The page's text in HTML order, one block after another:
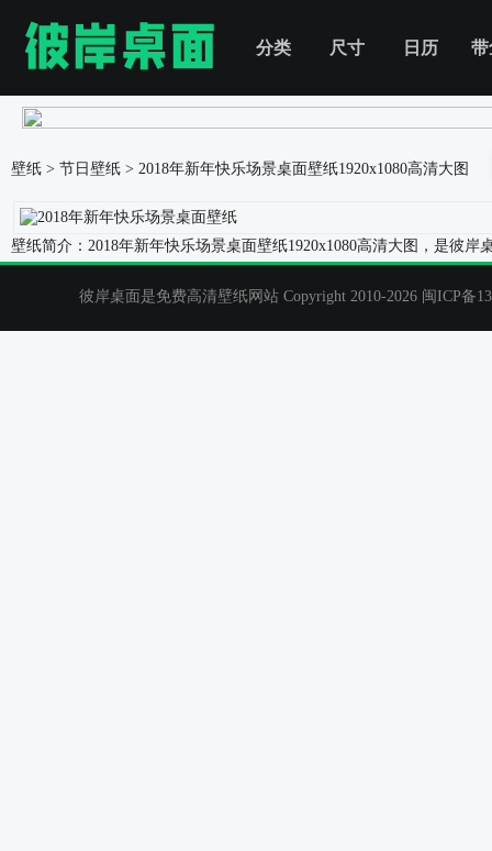
分类 尺寸 日历 带
壁纸 > 节日壁纸 > 2018年新年快乐场景桌面壁纸1920x1080高清大图
壁纸简介：2018年新年快乐场景桌面壁纸1920x1080高清大图，是彼
彼岸桌面是免费高清壁纸网站 Copyright 2010-2026 闽ICP备